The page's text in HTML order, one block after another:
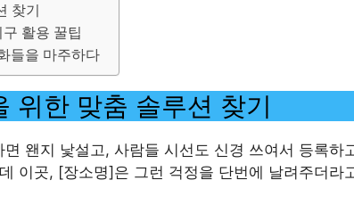
찾기
활용 꿀팁
들을 마주하다
위한 맞춤 솔루션 찾기
왠지 낯설고, 사람들 시선도 신경 쓰여서 등록하
이곳, [장소명]은 그런 걱정을 단번에 날려주더라